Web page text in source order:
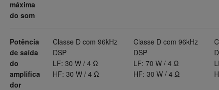
máxima
do som
Potência
de saída
do
amplifica
dor
Classe D com 96kHz
DSP
LF: 30 W / 4 Ω
HF: 30 W / 4 Ω
Classe D com 96kHz
DSP
LF: 70 W / 4 Ω
HF: 30 W / 4 Ω